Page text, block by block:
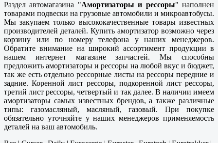
Раздел автомагазина "Амортизаторы и рессоры" наполнен
товарами подвески на грузовые автомобили и микроавтобусы.
Мы закупаем только высококачественные товары известных
производителей деталей. Купить амортизатор возможно через
корзину или по номеру телефона у наших менеджеров.
Обратите внимание на широкий ассортимент продукции в
нашем интернет магазине запчастей. Мы способны
предложить амортизаторы и рессоры на любой вкус и бюджет,
так же есть отдельно рессорные листы на рессоры передние и
задние. Коренной лист рессоры, подкоренной лист рессоры,
третий лист рессоры, четвертый и так далее. В наличии имеем
амортизаторы самых известных брендов, а также различные
типы: газомасляный, масляный, газовый. При покупке
обязательно уточняйте у наших менеджеров применяемость
деталей на ваш автомобиль.